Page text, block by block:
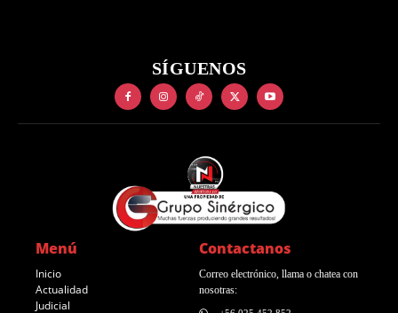
SÍGUENOS
Menú
Inicio
Actualidad
Judicial
Contactanos
Correo electrónico, llama o chatea con
nosotras: